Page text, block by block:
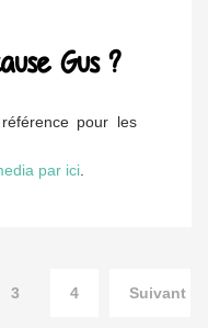
Gus ?
pour les
par ici.
3 4
Suivant